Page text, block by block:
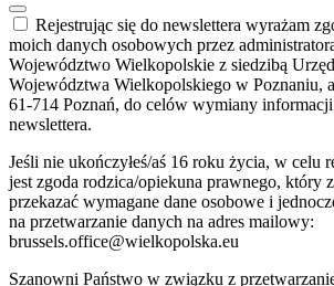
Rejestrując się do newslettera wyrażam
moich danych osobowych przez
Województwo Wielkopolskie z siedzibą
Województwa Wielkopolskiego w Poznaniu,
61-714 Poznań, do celów wymiany
newslettera.
Jeśli nie ukończyłeś/aś 16 roku życia, w celu
jest zgoda rodzica/opiekuna prawnego, który
przekazać wymagane dane osobowe i
na przetwarzanie danych na adres mailowy:
brussels.office@wielkopolska.eu
Szanowni Państwo w związku z